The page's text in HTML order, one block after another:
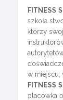
FITNESS
szkoła
którzy
w miejscu,
FITNESS
placówka